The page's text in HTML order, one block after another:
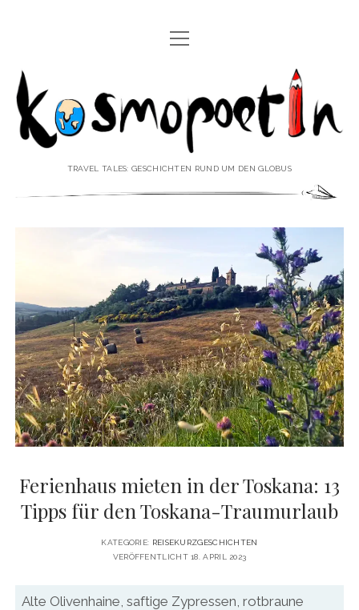
REISEREPORTAGEN
REISEPOESIE
REISEKOLUMNEN
REISESPECIALS
♥ ÜBER DEN REISEBLOG Menü
öffnen
IMPRESSUM
DATENSCHUTZERKLÄRUNG
♥ ÜBER DIE AUTORIN Menü
öffnen
VITA
PRESSE & MEDIEN
MEDIADATEN
twitterfacebook
pinterestyoutubeinstagram
Menü
öffnen
Kosmopoetin
TRAVEL TALES: GESCHICHTEN RUND UM DEN GLOBUS
Ferienhaus mieten in der Toskana: 13
Tipps für den Toskana-Traumurlaub
KATEGORIE: REISEKURZGESCHICHTEN
VERÖFFENTLICHT 18. APRIL 2023
Alte Olivenhaine, saftige Zypressen, rotbraune